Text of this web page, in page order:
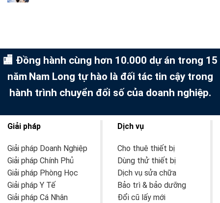
🏬 Đồng hành cùng hơn 10.000 dự án trong 15
năm Nam Long tự hào là đối tác tin cậy trong
hành trình chuyển đổi số của doanh nghiệp.
Giải pháp
Giải pháp Doanh Nghiệp
Giải pháp Chính Phủ
Giải pháp Phòng Học
Giải pháp Y Tế
Giải pháp Cá Nhân
Dịch vụ
Cho thuê thiết bị
Dùng thử thiết bị
Dịch vụ sửa chữa
Bảo trì & bảo dưỡng
Đổi cũ lấy mới